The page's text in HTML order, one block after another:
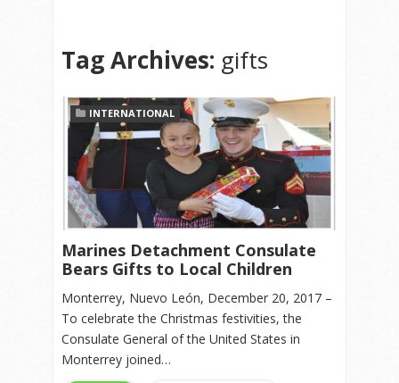
Tag Archives: gifts
INTERNATIONAL
Marines Detachment Consulate
Bears Gifts to Local Children
Monterrey, Nuevo León, December 20, 2017 –
To celebrate the Christmas festivities, the
Consulate General of the United States in
Monterrey joined…